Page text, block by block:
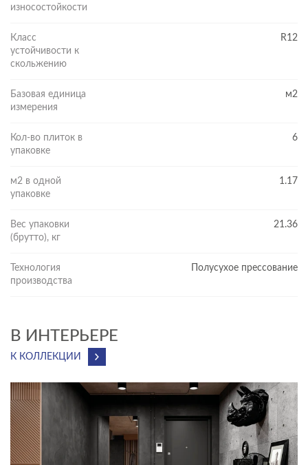
износостойкости
Класс
устойчивости к
скольжению
R12
Базовая единица
измерения
м2
Кол-во плиток в
упаковке
6
м2 в одной
упаковке
1.17
Вес упаковки
(брутто), кг
21.36
Технология
производства
Полусухое прессование
В ИНТЕРЬЕРЕ
К КОЛЛЕКЦИИ